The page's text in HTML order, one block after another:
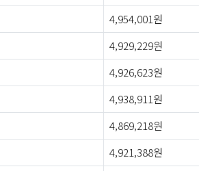
4,954,001원
4,929,229원
4,926,623원
4,938,911원
4,869,218원
4,921,388원